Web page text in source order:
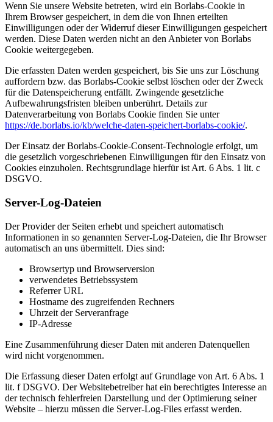
Wenn Sie unsere Website betreten, wird ein Borlabs-Cookie in
Ihrem Browser gespeichert, in dem die von Ihnen erteilten
Einwilligungen oder der Widerruf dieser Einwilligungen gespeichert
werden. Diese Daten werden nicht an den Anbieter von Borlabs
Cookie weitergegeben.
Die erfassten Daten werden gespeichert, bis Sie uns zur Löschung
auffordern bzw. das Borlabs-Cookie selbst löschen oder der Zweck
für die Datenspeicherung entfällt. Zwingende gesetzliche
Aufbewahrungsfristen bleiben unberührt. Details zur
Datenverarbeitung von Borlabs Cookie finden Sie unter
https://de.borlabs.io/kb/welche-daten-speichert-borlabs-cookie/.
Der Einsatz der Borlabs-Cookie-Consent-Technologie erfolgt, um
die gesetzlich vorgeschriebenen Einwilligungen für den Einsatz von
Cookies einzuholen. Rechtsgrundlage hierfür ist Art. 6 Abs. 1 lit. c
DSGVO.
Server-Log-Dateien
Der Provider der Seiten erhebt und speichert automatisch
Informationen in so genannten Server-Log-Dateien, die Ihr Browser
automatisch an uns übermittelt. Dies sind:
Browsertyp und Browserversion
verwendetes Betriebssystem
Referrer URL
Hostname des zugreifenden Rechners
Uhrzeit der Serveranfrage
IP-Adresse
Eine Zusammenführung dieser Daten mit anderen Datenquellen
wird nicht vorgenommen.
Die Erfassung dieser Daten erfolgt auf Grundlage von Art. 6 Abs. 1
lit. f DSGVO. Der Websitebetreiber hat ein berechtigtes Interesse an
der technisch fehlerfreien Darstellung und der Optimierung seiner
Website – hierzu müssen die Server-Log-Files erfasst werden.